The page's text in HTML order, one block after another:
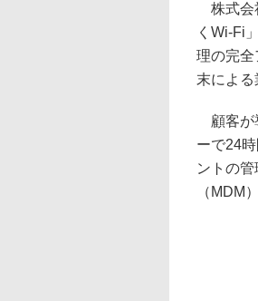
株式会
くWi-Fi
理の完
末による
顧客が
ーで24
ントの
（MDM